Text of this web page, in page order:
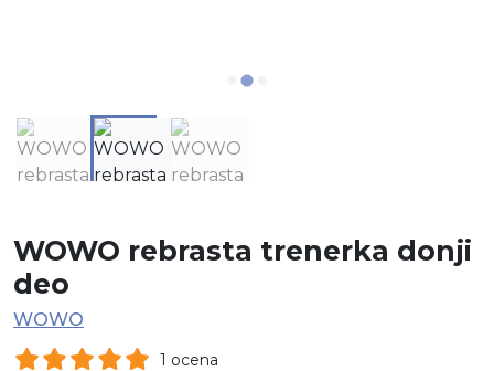
WOWO rebrasta trenerka donji
deo
WOWO
1 ocena